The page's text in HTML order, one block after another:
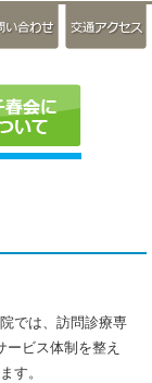
では、訪問診療専
ビス体制を整え
す。